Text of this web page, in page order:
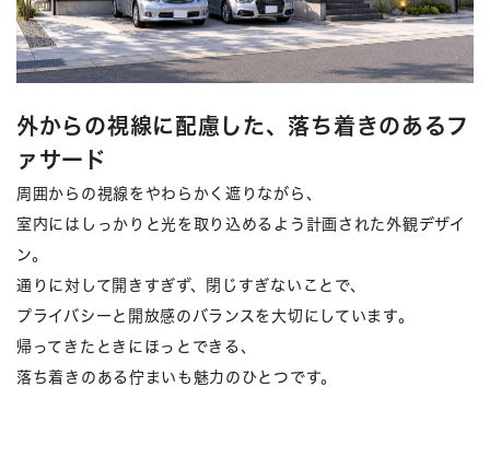
外からの視線に配慮した、落ち着きのあるフ
ァサード
周囲からの視線をやわらかく遮りながら、
室内にはしっかりと光を取り込めるよう計画された外観デザイ
ン。
通りに対して開きすぎず、閉じすぎないことで、
プライバシーと開放感のバランスを大切にしています。
帰ってきたときにほっとできる、
落ち着きのある佇まいも魅力のひとつです。